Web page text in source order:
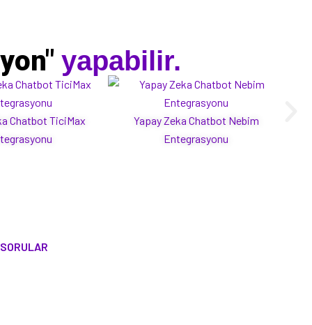
yapabilir.
Chatbot TiciMax
Yapay Zeka Chatbot Nebim
Entegrasyonu